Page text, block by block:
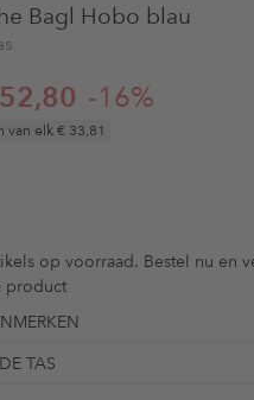
Bagl Hobo blau
-16%
van elk€ 33,81
op voorraad. Bestel nu en
product
TAS